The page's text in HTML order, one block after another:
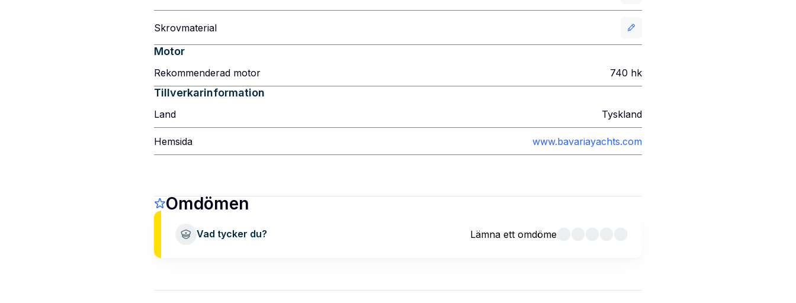
Skrovmaterial
Motor
Rekommenderad motor 740 hk
Tillverkarinformation
Land Tyskland
Hemsida www.bavariayachts.com
Omdömen
Vad tycker du? Lämna ett omdöme